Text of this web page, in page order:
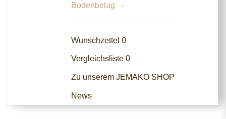
Bodenbelag
Wunschzettel 0
Vergleichsliste 0
Zu unserem JEMAKO SHOP
News